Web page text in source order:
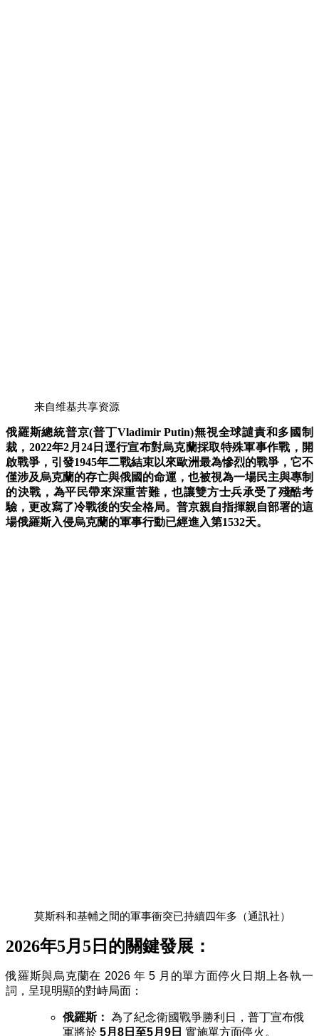
来自维基共享资源
俄羅斯總統普京(普丁Vladimir Putin)無視全球譴責和多國制
裁，2022年2月24日逕行宣布對烏克蘭採取特殊軍事作戰，開
啟戰爭，引發1945年二戰結束以來歐洲最為慘烈的戰爭，它不
僅涉及烏克蘭的存亡與俄國的命運，也被視為一場民主與專制
的決戰， 為平民帶來深重苦難，也讓雙方士兵承受了殘酷考
驗，更改寫了冷戰後的安全格局。 普京親自指揮親自部署的這
場俄羅斯入侵烏克蘭的軍事行動已經進入第1532天。
莫斯科和基輔之間的軍事衝突已持續四年多（通訊社）
2026年5月5日 的關鍵發展：
俄羅斯與烏克蘭在 2026 年 5 月的單方面停火日期上各執一
詞，呈現明顯的對峙局面：
俄羅斯： 為了紀念衛國戰爭勝利日，普丁宣布俄
軍將於 5月8日至5月9日 實施單方面停火。